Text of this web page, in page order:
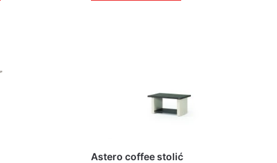
Astero coffee stolić